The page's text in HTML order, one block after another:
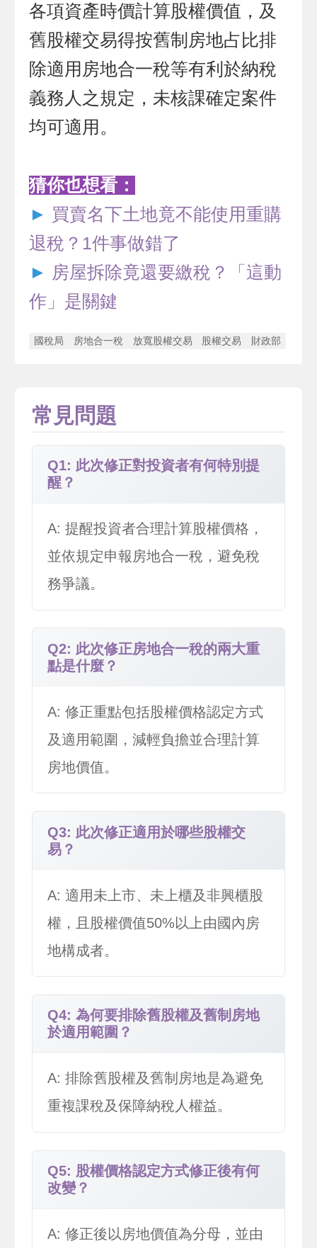
各項資產時價計算股權價值，及
舊股權交易得按舊制房地占比排
除適用房地合一稅等有利於納稅
義務人之規定，未核課確定案件
均可適用。
猜你也想看：
► 買賣名下土地竟不能使用重購
退稅？1件事做錯了
► 房屋拆除竟還要繳稅？「這動
作」是關鍵
國稅局 房地合一稅 放寬股權交易 股權交易 財政部
常見問題
Q1: 此次修正對投資者有何特別提
醒？
A: 提醒投資者合理計算股權價格，
並依規定申報房地合一稅，避免稅
務爭議。
Q2: 此次修正房地合一稅的兩大重
點是什麼？
A: 修正重點包括股權價格認定方式
及適用範圍，減輕負擔並合理計算
房地價值。
Q3: 此次修正適用於哪些股權交
易？
A: 適用未上市、未上櫃及非興櫃股
權，且股權價值50%以上由國內房
地構成者。
Q4: 為何要排除舊股權及舊制房地
於適用範圍？
A: 排除舊股權及舊制房地是為避免
重複課稅及保障納稅人權益。
Q5: 股權價格認定方式修正後有何
改變？
A: 修正後以房地價值為分母，並由